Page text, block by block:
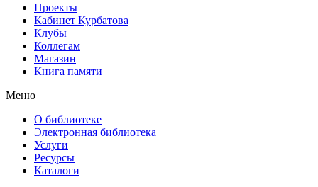
Проекты
Кабинет Курбатова
Клубы
Коллегам
Магазин
Книга памяти
Меню
О библиотеке
Электронная библиотека
Услуги
Ресурсы
Каталоги